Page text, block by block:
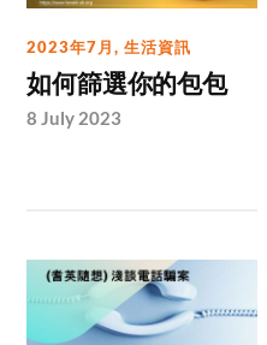
2023年7月,生活資訊
如何篩選你的包包
8 July 2023